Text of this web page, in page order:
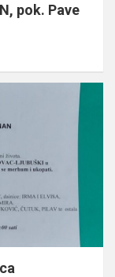
pok. Pave